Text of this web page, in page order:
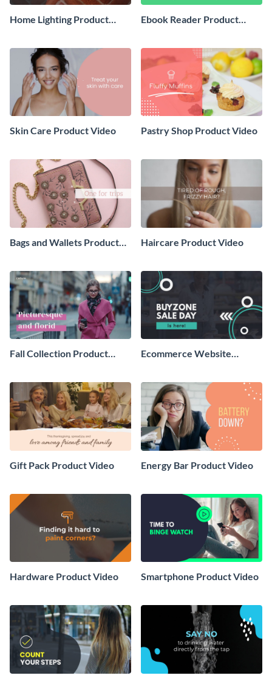
Home Lighting Product
Ebook Reader Product
Skin Care Product Video Pastry Shop Product Video
Bags and Wallets Product
Haircare Product Video
Fall Collection Product
Ecommerce Website
Gift Pack Product Video Energy Bar Product Video
Hardware Product Video Smartphone Product Video